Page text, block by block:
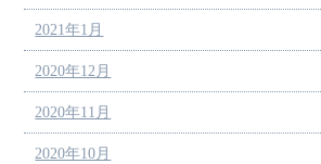
2021年1月
2020年12月
2020年11月
2020年10月